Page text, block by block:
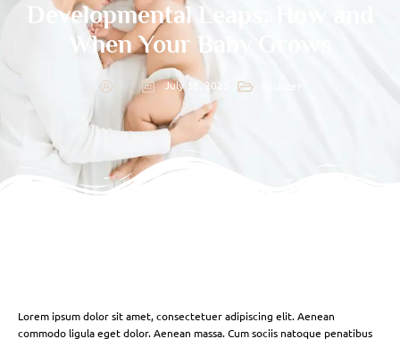
Developmental Leaps: How and
When Your Baby Grows
July 16, 2025
Lorem ipsum dolor sit amet, consectetuer adipiscing elit. Aenean
commodo ligula eget dolor. Aenean massa. Cum sociis natoque penatibus